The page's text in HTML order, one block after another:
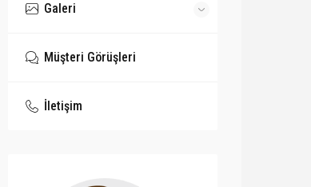
Galeri
Müşteri Görüşleri
İletişim